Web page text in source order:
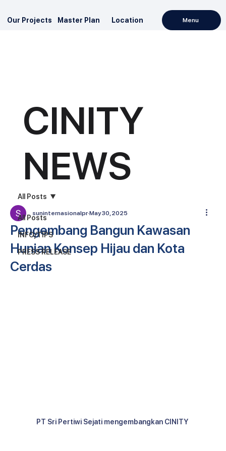
Our Projects Master Plan Location Menu
CINITY
NEWS
All Posts
INFO/TIPS
PRESS RELEASE
All Posts
Pengembang Bangun Kawasan
Hunian Konsep Hijau dan Kota
Cerdas
suninternasionalpr May 30, 2025
PT Sri Pertiwi Sejati mengembangkan CINITY